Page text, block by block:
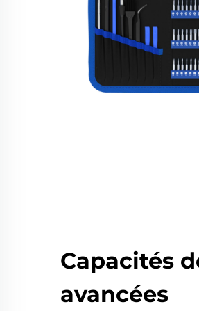
Capacités
avancées